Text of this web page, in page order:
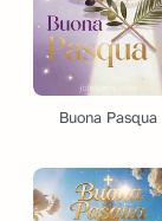
Buona Pasqua